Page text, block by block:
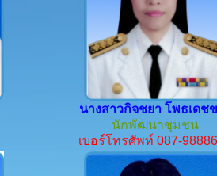
นางสาวกิจชยา โพธเดช
นักพัฒนาชุมชน
เบอร์โทรศัพท์ 087-